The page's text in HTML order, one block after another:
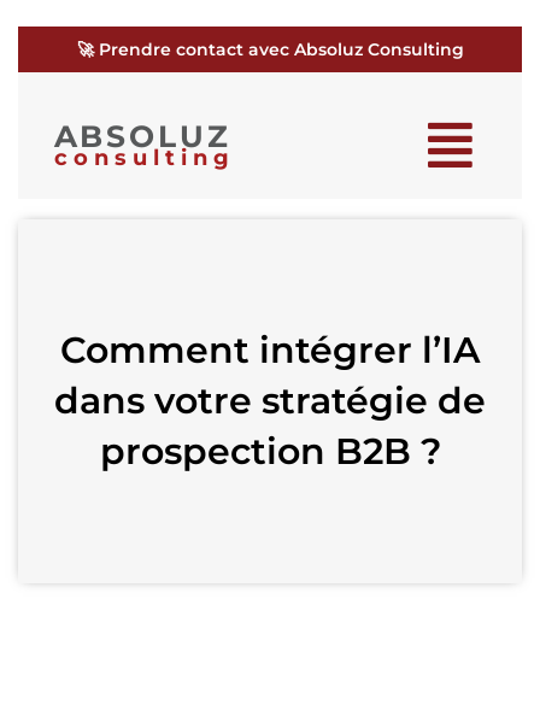
🚀 Prendre contact avec Absoluz Consulting
ABSOLUZ
consulting
Comment intégrer l’IA
dans votre stratégie de
prospection B2B ?